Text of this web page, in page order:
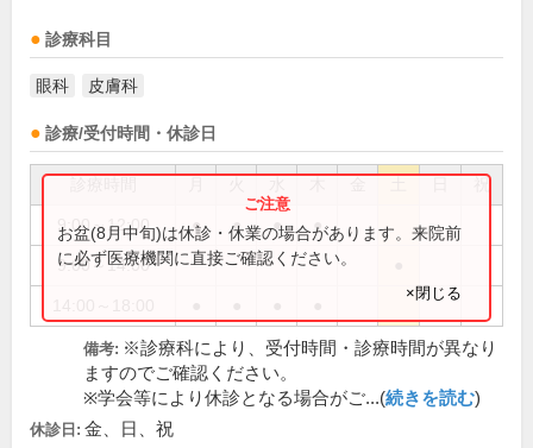
診療科目
眼科 皮膚科
診療/受付時間・休診日
祝
9:00～12:00 ● ● ● ●
9:00～14:00
お盆(8月中旬)は休診・休業の場合があります。来院前
に必ず医療機関に直接ご確認ください。
×閉じる
備考: ※診療科により、受付時間・診療時間が異なり
ますのでご確認ください。
※学会等により休診となる場合がご...(続きを読む)
休診日: 金、日、祝